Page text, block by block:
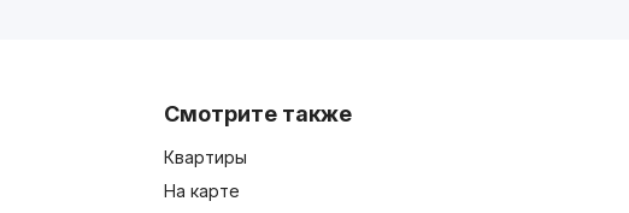
Смотрите также
Квартиры
На карте